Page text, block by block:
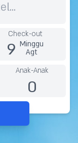
Check-out
9 Minggu
Agt
Anak-Anak
0